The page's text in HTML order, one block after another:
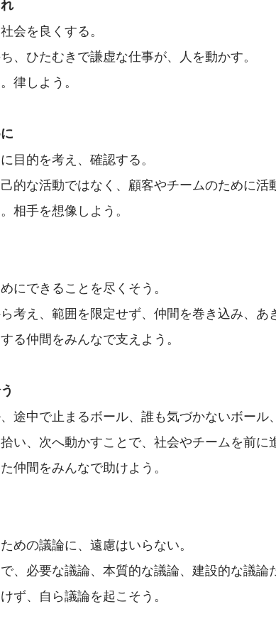
会を良くする。
、ひたむきで謙虚な仕事が、人を動かす。
律しよう。
目的を考え、確認する。
的な活動ではなく、顧客やチームのために活
相手を想像しよう。
にできることを尽くそう。
考え、範囲を限定せず、仲間を巻き込み、あ
る仲間をみんなで支えよう。
途中で止まるボール、誰も気づかないボール、
い、次へ動かすことで、社会やチームを前に
仲間をみんなで助けよう。
めの議論に、遠慮はいらない。
、必要な議論、本質的な議論、建設的な議論
ず、自ら議論を起こそう。